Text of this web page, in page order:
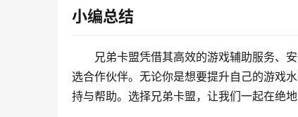
小编总结
兄弟卡盟凭借其高效的游戏辅助服务、
选合作伙伴。无论你是想要提升自己的游戏
持与帮助。选择兄弟卡盟，让我们一起在绝地